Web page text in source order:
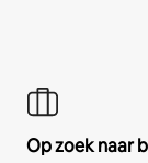
Op zoek naar